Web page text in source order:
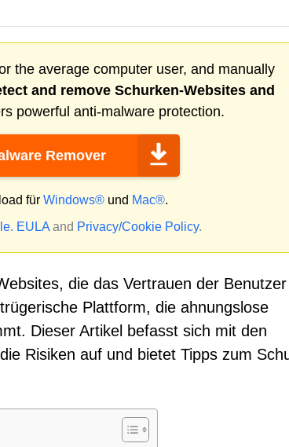
the average computer user, and manually
and remove Schurken-Websites and
powerful anti-malware protection.
Remover
für Windows®und Mac®.
EULA and Privacy/Cookie Policy.
die das Vertrauen der Benutzer
Plattform, die ahnungslose
Dieser Artikel befasst sich mit den
Risiken auf und bietet Tipps zum